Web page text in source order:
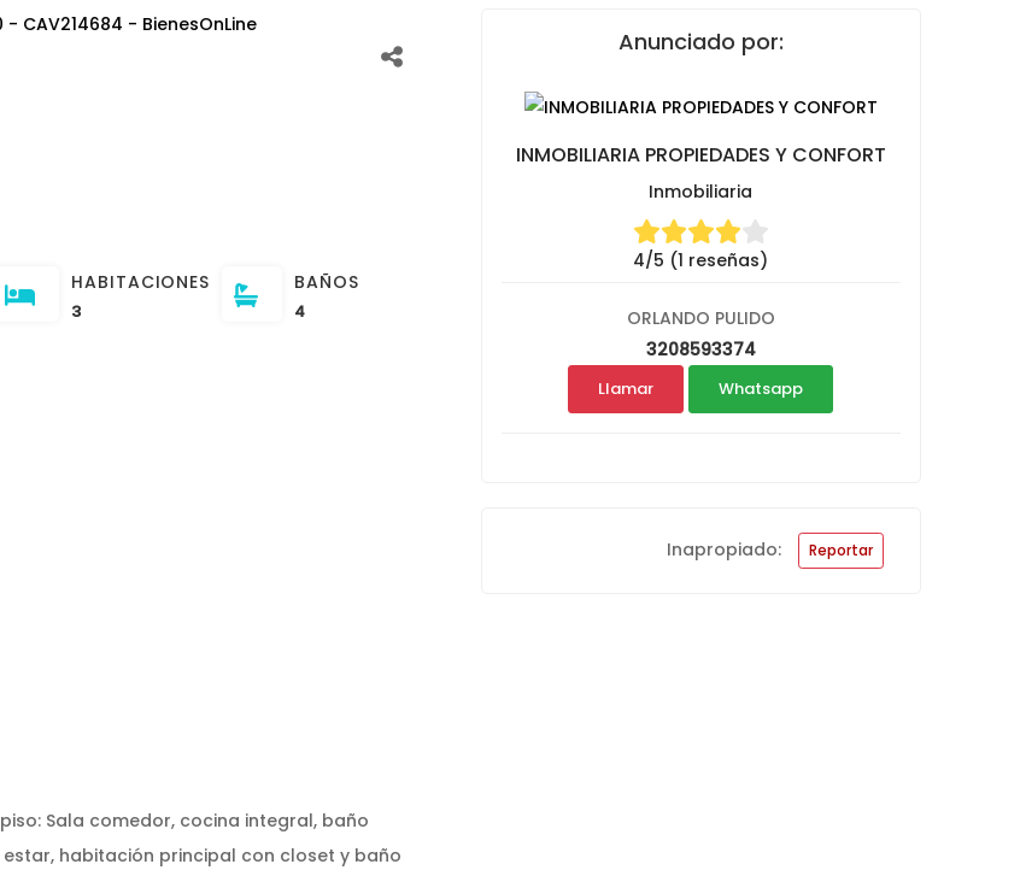
HABITACIONES
3
BAÑOS
4
piso: Sala comedor, cocina integral, baño
habitación principal con closet y baño
Anunciado por:
INMOBILIARIA PROPIEDADES Y CONFORT
Inmobiliaria
4/5 (1 reseñas)
ORLANDO PULIDO
3208593374
Llamar Whatsapp
Inapropiado: Reportar